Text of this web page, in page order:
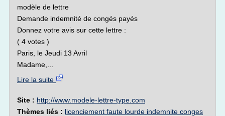
modèle de lettre
Demande indemnité de congés payés
Donnez votre avis sur cette lettre :
( 4 votes )
Paris, le Jeudi 13 Avril
Madame,...
Lire la suite
Site : http://www.modele-lettre-type.com
Thèmes liés : licenciement faute lourde indemnite conges